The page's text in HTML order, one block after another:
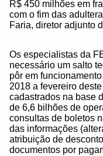
R$ 450 milhões em
com o fim das
Faria, diretor adjunto
Os especialistas da
necessário um salto
pôr em
2018 a fevereiro
cadastrados na base
de 6,6 bilhões de
consultas de boletos
das informações
atribuição de
documentos por